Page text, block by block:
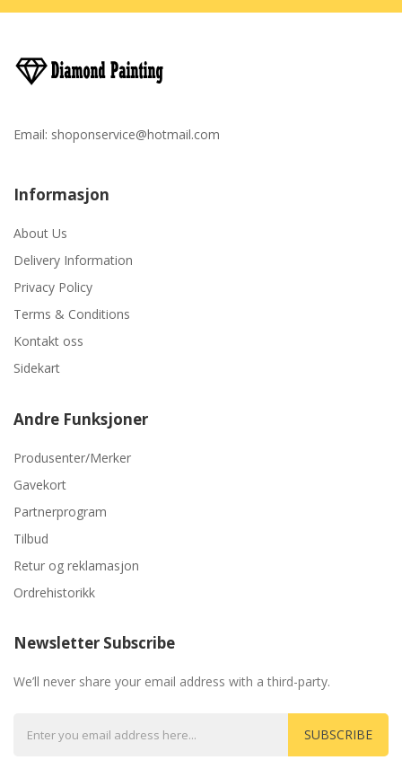
Email: shoponservice@hotmail.com
Informasjon
About Us
Delivery Information
Privacy Policy
Terms & Conditions
Kontakt oss
Sidekart
Andre Funksjoner
Produsenter/Merker
Gavekort
Partnerprogram
Tilbud
Retur og reklamasjon
Ordrehistorikk
Newsletter Subscribe
We’ll never share your email address with a third-party.
SUBSCRIBE